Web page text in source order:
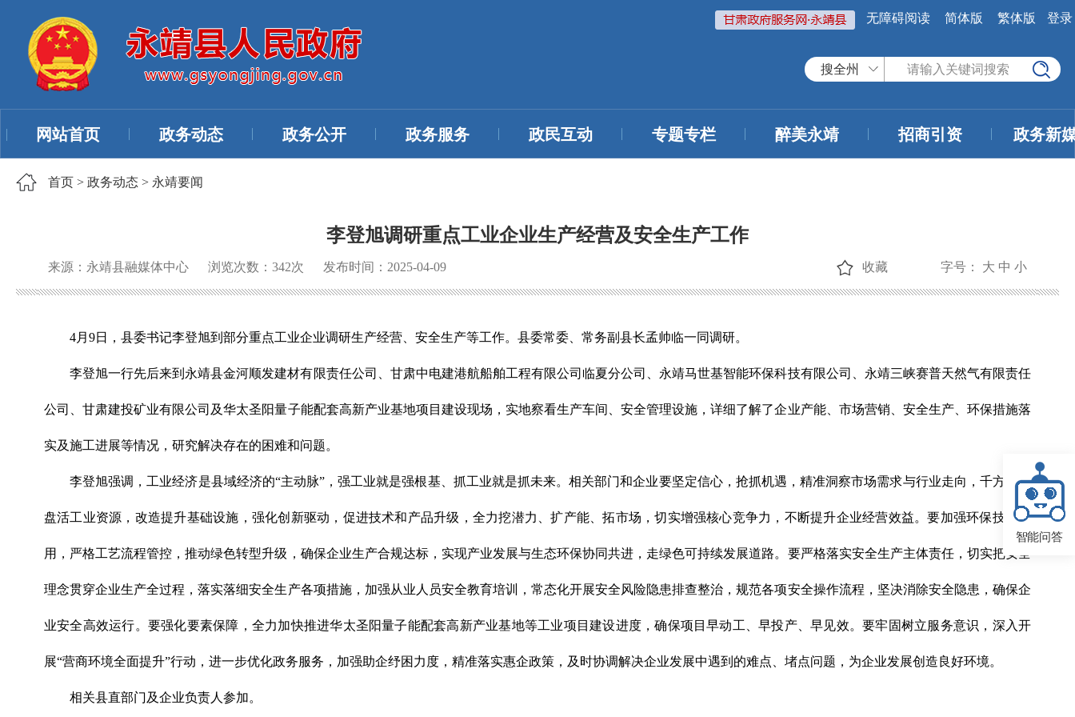
无障碍阅读 简体版 繁体版 登录
搜全州
网站首页 政务动态 政务公开 政务服务 政民互动 专题专栏 醉美永靖 招商引资 政务新
首页 > 政务动态 > 永靖要闻
李登旭调研重点工业企业生产经营及安全生产工作
来源：永靖县融媒体中心 浏览次数： 342次 发布时间：2025-04-09 字号： 大 中 小
收藏
4月9日，县委书记李登旭到部分重点工业企业调研生产经营、安全生产等工作。县委常委、常务副县长孟帅临一同调研。
李登旭一行先后来到永靖县金河顺发建材有限责任公司、甘肃中电建港航船舶工程有限公司临夏分公司、永靖马世基智能环保科技有限公司、永靖三峡赛普天然气有限责任
公司、甘肃建投矿业有限公司及华太圣阳量子能配套高新产业基地项目建设现场，实地察看生产车间、安全管理设施，详细了解了企业产能、市场营销、安全生产、环保措施落
实及施工进展等情况，研究解决存在的困难和问题。
李登旭强调，工业经济是县域经济的“主动脉”，强工业就是强根基、抓工业就是抓未来。相关部门和企业要坚定信心，抢抓机遇，精准洞察市场需求与行业走向，千方百计
盘活工业资源，改造提升基础设施，强化创新驱动，促进技术和产品升级，全力挖潜力、扩产能、拓市场，切实增强核心竞争力，不断提升企业经营效益。要加强环保技术应
用，严格工艺流程管控，推动绿色转型升级，确保企业生产合规达标，实现产业发展与生态环保协同共进，走绿色可持续发展道路。要严格落实安全生产主体责任，切实把安全
理念贯穿企业生产全过程，落实落细安全生产各项措施，加强从业人员安全教育培训，常态化开展安全风险隐患排查整治，规范各项安全操作流程，坚决消除安全隐患，确保企
业安全高效运行。要强化要素保障，全力加快推进华太圣阳量子能配套高新产业基地等工业项目建设进度，确保项目早动工、早投产、早见效。要牢固树立服务意识，深入开
展“营商环境全面提升”行动，进一步优化政务服务，加强助企纾困力度，精准落实惠企政策，及时协调解决企业发展中遇到的难点、堵点问题，为企业发展创造良好环境。
相关县直部门及企业负责人参加。
智能问答